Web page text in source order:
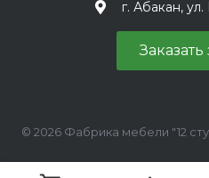
г. Абакан,
© 2026 Фабрика мебели "12